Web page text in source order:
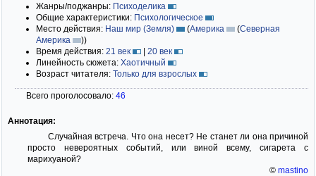
Жанры/поджанры: Психоделика
Общие характеристики: Психологическое
Место действия: Наш мир (Земля) (Америка (Северная
Америка
))
Время действия: 21 век | 20 век
Линейность сюжета: Хаотичный
Возраст читателя: Только для взрослых
Всего проголосовало: 46
Аннотация:
Случайная встреча. Что она несет? Не станет ли она причиной
просто невероятных событий, или виной всему, сигарета с
марихуаной?
© mastino